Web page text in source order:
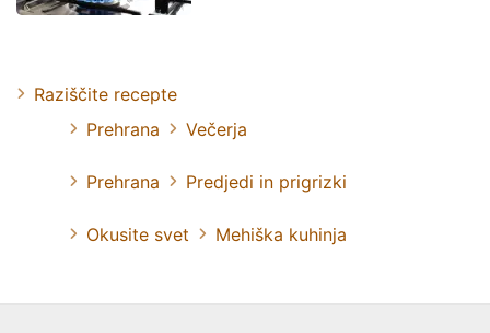
Raziščite recepte
Prehrana
Večerja
Prehrana Predjedi in prigrizki
Okusite svet Mehiška kuhinja